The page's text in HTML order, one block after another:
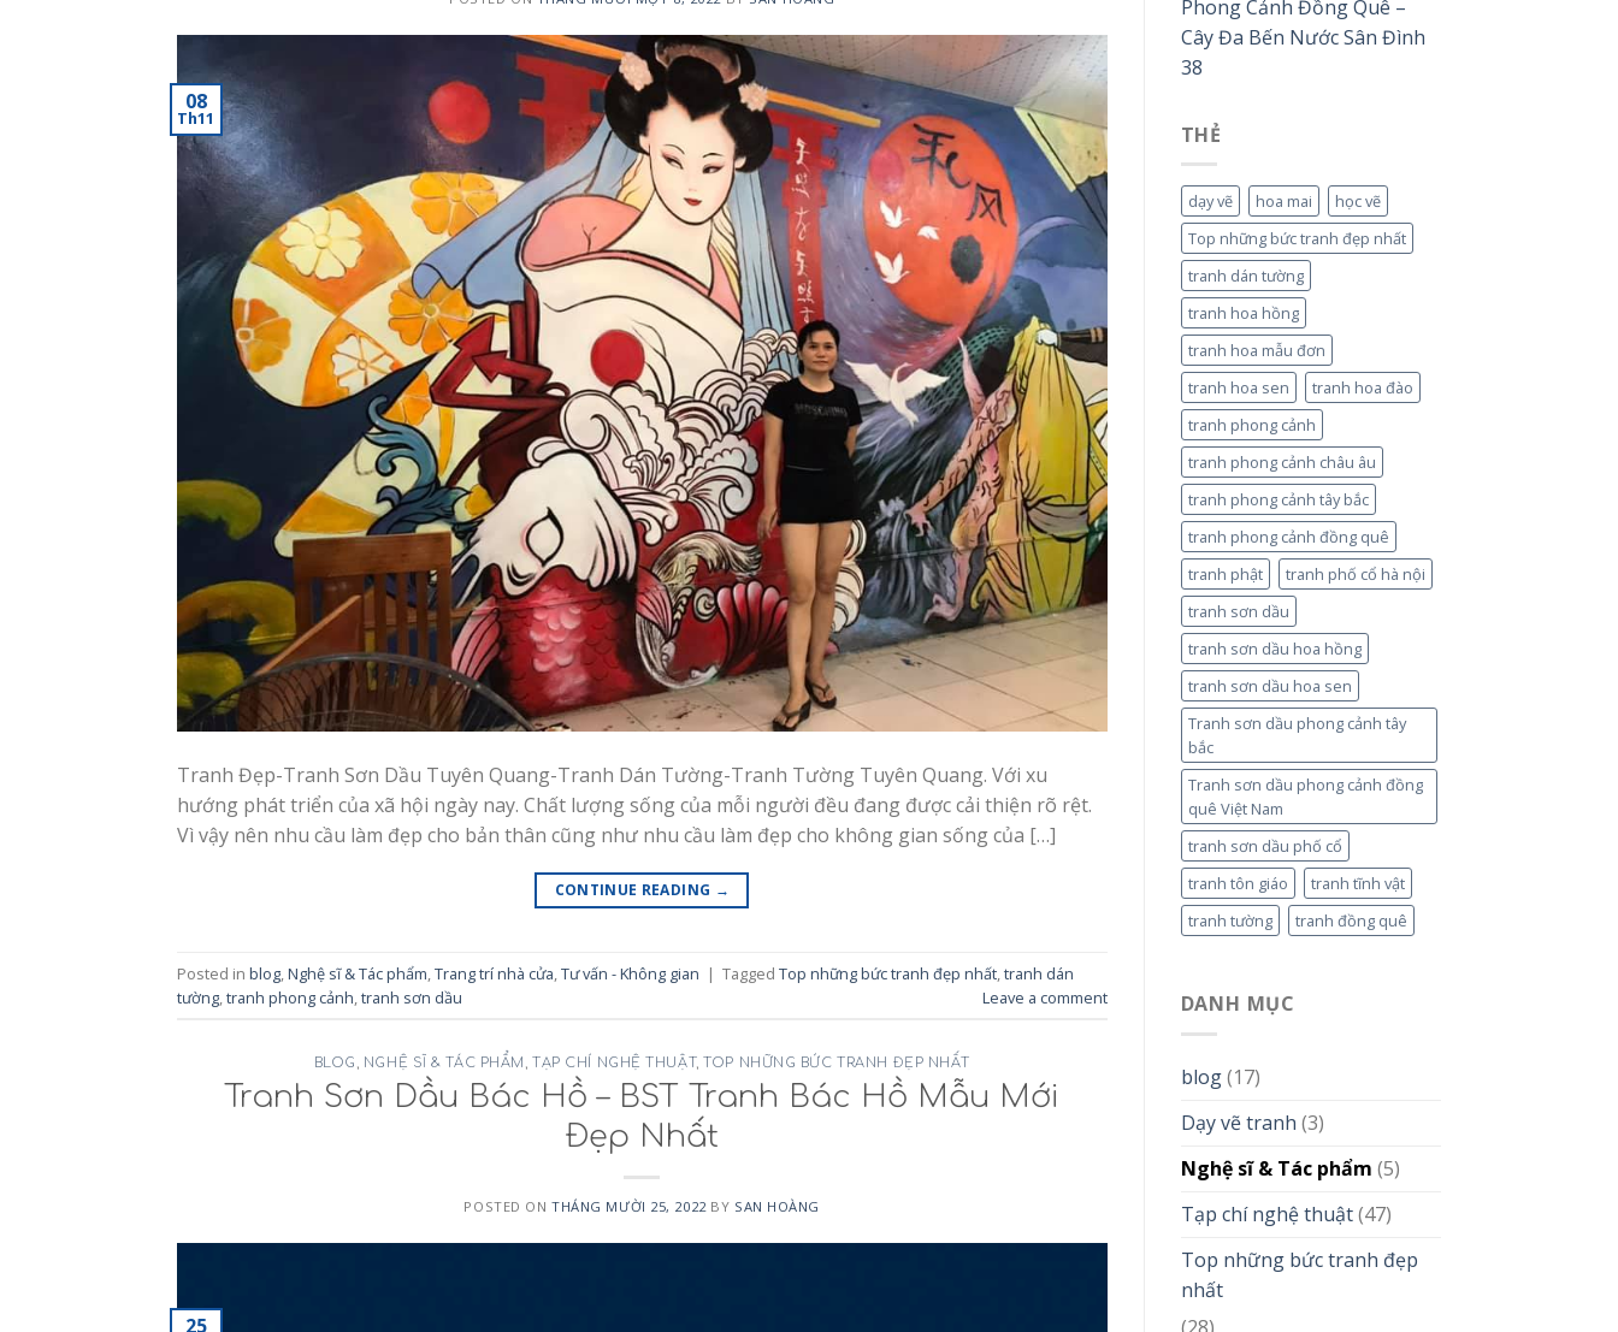
08
Th11
Tranh Đẹp-Tranh Sơn Dầu Tuyên Quang-Tranh Dán Tường-Tranh Tường Tuyên Quang. Với xu
hướng phát triển của xã hội ngày nay. Chất lượng sống của mỗi người đều đang được cải thiện rõ rệt.
Vì vậy nên nhu cầu làm đẹp cho bản thân cũng như nhu cầu làm đẹp cho không gian sống của […]
CONTINUE READING →
Posted in blog,Nghệ sĩ & Tác phẩm,Trang trí nhà cửa,Tư vấn - Không gian | Tagged Top những bức tranh đẹp nhất,tranh dán
tường,tranh phong cảnh,tranh sơn dầu Leave a comment
BLOG , NGHỆ SĨ & TÁC PHẨM , TẠP CHÍ NGHỆ THUẬT , TOP NHỮNG BỨC TRANH ĐẸP NHẤT
Tranh Sơn Dầu Bác Hồ – BST Tranh Bác Hồ Mẫu Mới
Đẹp Nhất
POSTED ONTHÁNG MƯỜI 25, 2022 BY SAN HOÀNG
25
Phong Cảnh Đồng Quê –
Cây Đa Bến Nước Sân Đình
38
THẺ
dạy vẽ hoa mai
học vẽ
Top những bức tranh đẹp nhất
tranh dán tường
tranh hoa hồng
tranh hoa mẫu đơn
tranh hoa sen
tranh hoa đào
tranh phong cảnh
tranh phong cảnh châu âu
tranh phong cảnh tây bắc
tranh phong cảnh đồng quê
tranh phật
tranh phố cổ hà nội
tranh sơn dầu
tranh sơn dầu hoa hồng
tranh sơn dầu hoa sen
Tranh sơn dầu phong cảnh tây
bắc
Tranh sơn dầu phong cảnh đồng
quê Việt Nam
tranh sơn dầu phố cổ
tranh tôn giáo
tranh tĩnh vật
tranh tường
tranh đồng quê
DANH MỤC
blog(17)
Dạy vẽ tranh (3)
Nghệ sĩ & Tác phẩm (5)
Tạp chí nghệ thuật(47)
Top những bức tranh đẹp
nhất